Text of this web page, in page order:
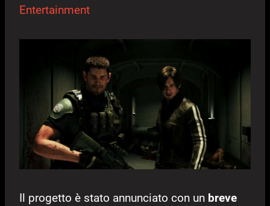
Entertainment
Il progetto è stato annunciato con un breve